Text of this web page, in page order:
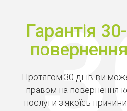
Гарантія
Протягом 30 днів ви
правом на повернення
послуги з якоїсь